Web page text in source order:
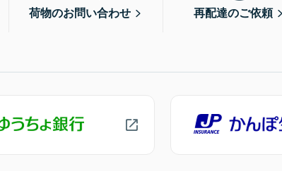
荷物のお問い合わせ 再配達のご依頼